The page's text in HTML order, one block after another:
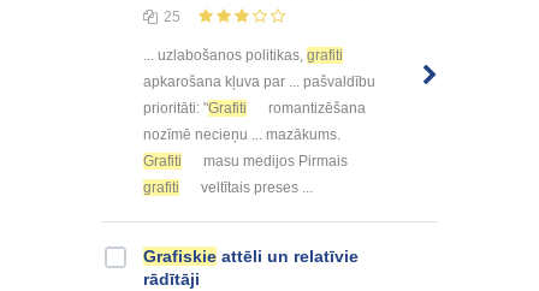
25
... uzlabošanos politikas, grafiti
apkarošana kļuva par ... pašvaldību
prioritāti: "Grafiti
romantizēšana
nozīmē necieņu ... mazākums.
Grafiti
masu medijos Pirmais
grafiti
veltītais preses ...
Grafiskie attēli un relatīvie
rādītāji